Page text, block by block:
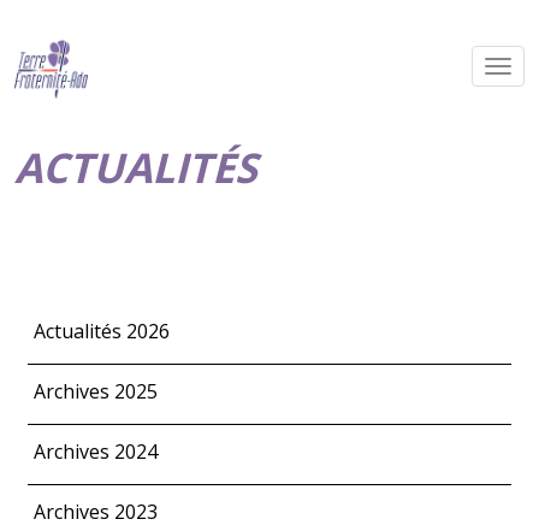
ACTUALITÉS
Actualités 2026
Archives 2025
Archives 2024
Archives 2023